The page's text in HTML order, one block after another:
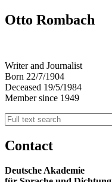
Otto Rombach
Writer and Journalist
Born 22/7/1904
Deceased 19/5/1984
Member since 1949
Contact
Deutsche Akademie